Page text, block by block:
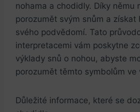
nohama a chodidly. Díky němu
porozumět svým snům a získat
svého podvědomí. Tato
interpretacemi vám poskytne
výklady snů o nohou, abyste
porozumět těmto symbolům ve
Důležité informace, které se